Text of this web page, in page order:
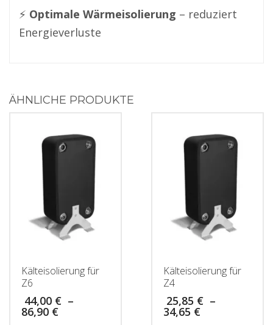
⚡ Optimale Wärmeisolierung – reduziert
Energieverluste
ÄHNLICHE PRODUKTE
Kälteisolierung für
Z6
44,00 € –
86,90 €
Kälteisolierung für
Z4
25,85 € –
34,65 €